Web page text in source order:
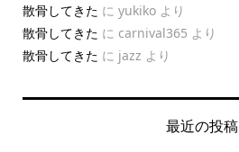
散骨してきた に yukikoより
散骨してきた に carnival365 より
散骨してきた に jazz より
最近の投稿